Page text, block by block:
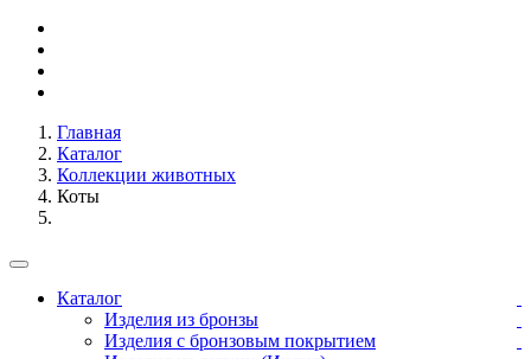
Главная
Каталог
Коллекции животных
Коты
Каталог
Изделия из бронзы
Изделия с бронзовым покрытием